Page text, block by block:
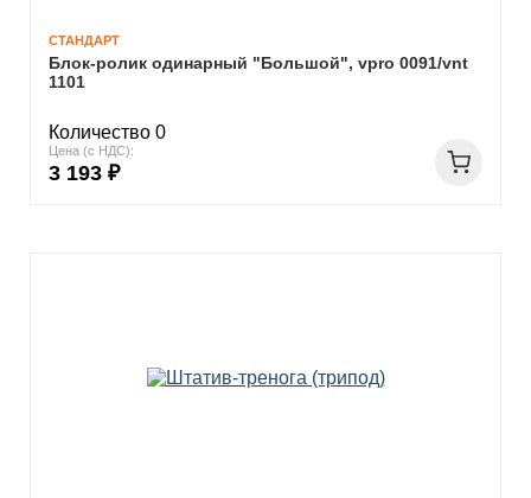
СТАНДАРТ
Блок-ролик одинарный "Большой", vpro 0091/vnt
1101
Количество 0
Цена (с НДС):
3 193 ₽